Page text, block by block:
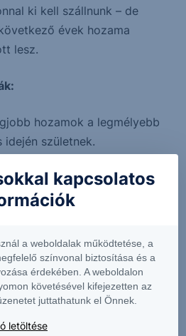
ki kell szállnunk – de
évek hozama
lesz.
hozamok a legmélyebb
idején születnek.
fokozatosan érdemes
és alulértékelt területek
: ne várjunk 8–10%-os
3,0 feletti globális P/S
kapcsolatos
a weboldalak működtetése, a
színvonal biztosítása és a
érdekében. A weboldalon
követésével kifejezetten az
juttathatunk el Önnek.
letöltése